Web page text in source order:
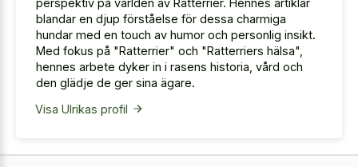
perspektiv på världen av Ratterrier. Hennes artiklar
blandar en djup förståelse för dessa charmiga
hundar med en touch av humor och personlig insikt.
Med fokus på "Ratterrier" och "Ratterriers hälsa",
hennes arbete dyker in i rasens historia, vård och
den glädje de ger sina ägare.
Visa Ulrikas profil